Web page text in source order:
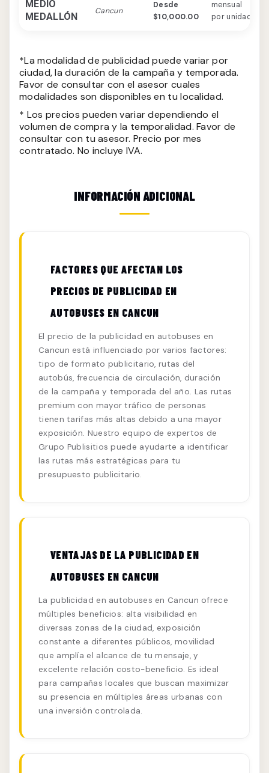
MEDIO
MEDALLÓN
Cancun
Desde
$10,000.00
mensual
por unidad
*La modalidad de publicidad puede variar por
ciudad, la duración de la campaña y temporada.
Favor de consultar con el asesor cuales
modalidades son disponibles en tu localidad.
* Los precios pueden variar dependiendo el
volumen de compra y la temporalidad. Favor de
consultar con tu asesor. Precio por mes
contratado. No incluye IVA.
INFORMACIÓN ADICIONAL
FACTORES QUE AFECTAN LOS
PRECIOS DE PUBLICIDAD EN
AUTOBUSES EN CANCUN
El precio de la publicidad en autobuses en
Cancun está influenciado por varios factores:
tipo de formato publicitario, rutas del
autobús, frecuencia de circulación, duración
de la campaña y temporada del año. Las rutas
premium con mayor tráfico de personas
tienen tarifas más altas debido a una mayor
exposición. Nuestro equipo de expertos de
Grupo Publisitios puede ayudarte a identificar
las rutas más estratégicas para tu
presupuesto publicitario.
VENTAJAS DE LA PUBLICIDAD EN
AUTOBUSES EN CANCUN
La publicidad en autobuses en Cancun ofrece
múltiples beneficios: alta visibilidad en
diversas zonas de la ciudad, exposición
constante a diferentes públicos, movilidad
que amplía el alcance de tu mensaje, y
excelente relación costo-beneficio. Es ideal
para campañas locales que buscan maximizar
su presencia en múltiples áreas urbanas con
una inversión controlada.